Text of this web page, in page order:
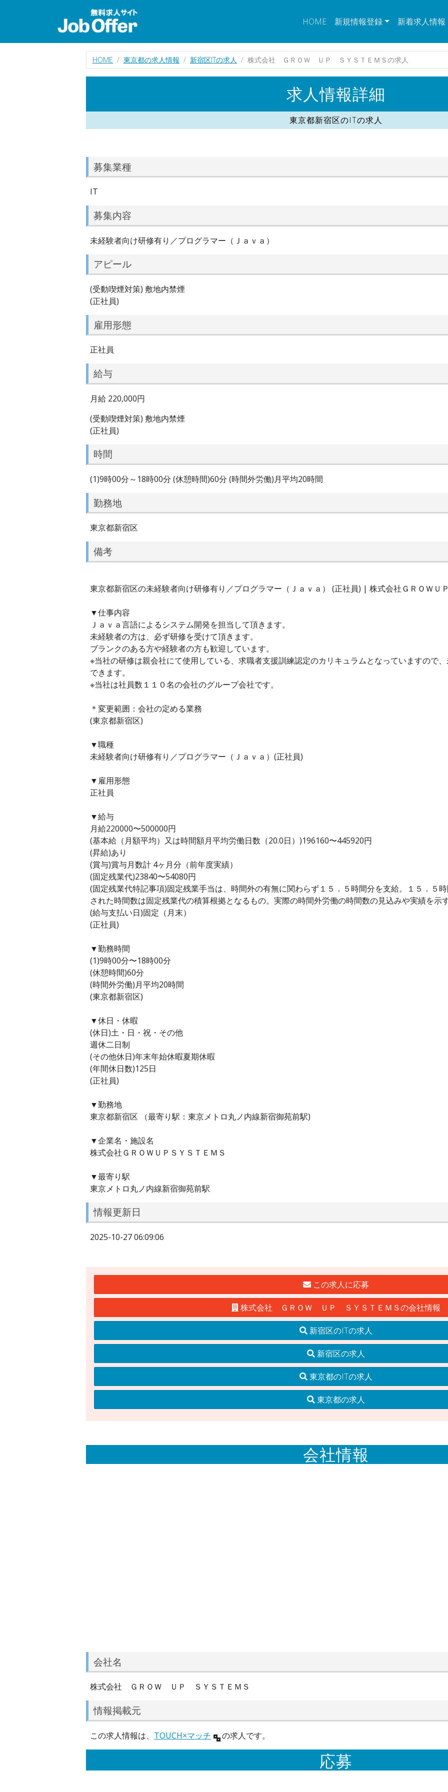
HOME 新規情報登録 新着求人情報
HOME 東京都の求人情報 新宿区ITの求人 株式会社 ＧＲＯＷ ＵＰ ＳＹＳＴＥＭＳの求人
求人情報詳細
東京都新宿区のITの求人
募集業種
IT
募集内容
未経験者向け研修有り／プログラマー（Ｊａｖａ）
アピール
(受動喫煙対策) 敷地内禁煙
(正社員)
雇用形態
正社員
給与
月給 220,000円
(受動喫煙対策) 敷地内禁煙
(正社員)
時間
(1)9時00分～18時00分 (休憩時間)60分 (時間外労働)月平均20時間
勤務地
東京都新宿区
備考
東京都新宿区の未経験者向け研修有り／プログラマー（Ｊａｖａ） (正社員) | 株式会社ＧＲＯＷＵ
▼仕事内容
Ｊａｖａ言語によるシステム開発を担当して頂きます。
未経験者の方は、必ず研修を受けて頂きます。
ブランクのある方や経験者の方も歓迎しています。
※当社の研修は親会社にて使用している、求職者支援訓練認定のカリキュラムとなっていますので
できます。
※当社は社員数１１０名の会社のグループ会社です。
＊変更範囲：会社の定める業務
(東京都新宿区)
▼職種
未経験者向け研修有り／プログラマー（Ｊａｖａ）(正社員)
▼雇用形態
正社員
▼給与
月給220000〜500000円
(基本給（月額平均）又は時間額月平均労働日数（20.0日）)196160〜445920円
(昇給)あり
(賞与)賞与月数計 4ヶ月分（前年度実績）
(固定残業代)23840〜54080円
(固定残業代特記事項)固定残業手当は、時間外の有無に関わらず１５．５時間分を支給。１５．５
された時間数は固定残業代の積算根拠となるもの。実際の時間外労働の時間数の見込みや実績を示
(給与支払い日)固定（月末）
(正社員)
▼勤務時間
(1)9時00分〜18時00分
(休憩時間)60分
(時間外労働)月平均20時間
(東京都新宿区)
▼休日・休暇
(休日)土・日・祝・その他
週休二日制
(その他休日)年末年始休暇夏期休暇
(年間休日数)125日
(正社員)
▼勤務地
東京都新宿区 （最寄り駅：東京メトロ丸ノ内線新宿御苑前駅)
▼企業名・施設名
株式会社ＧＲＯＷＵＰＳＹＳＴＥＭＳ
▼最寄り駅
東京メトロ丸ノ内線新宿御苑前駅
情報更新日
2025-10-27 06:09:06
この求人に応募
株式会社 ＧＲＯＷ ＵＰ ＳＹＳＴＥＭＳの会社情報
新宿区のITの求人
新宿区の求人
東京都のITの求人
東京都の求人
会社情報
会社名
株式会社 ＧＲＯＷ ＵＰ ＳＹＳＴＥＭＳ
情報掲載元
この求人情報は、 TOUCH×マッチ の求人です。
応募